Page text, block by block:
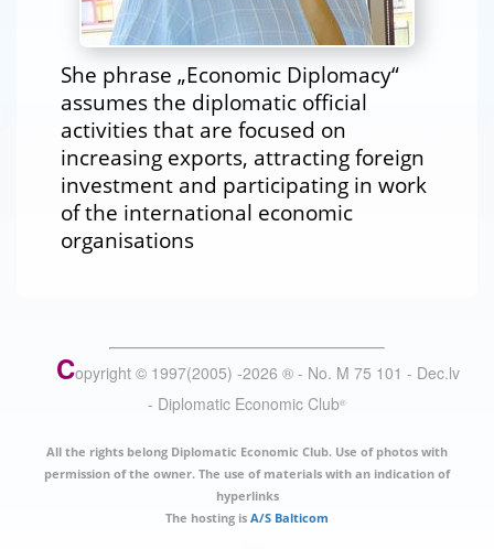
She phrase „Economic Diplomacy“
assumes the diplomatic official
activities that are focused on
increasing exports, attracting foreign
investment and participating in work
of the international economic
organisations
Copyright © 1997(2005) -2026 ® - No. M 75 101 - Dec.lv
- Diplomatic Economic Club®
All the rights belong Diplomatic Economic Club. Use of photos with
permission of the owner. The use of materials with an indication of
hyperlinks
The hosting is A/S Balticom